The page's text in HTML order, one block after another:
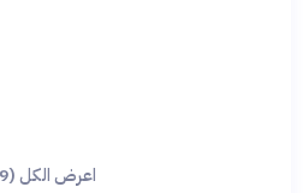
اعرض الكل (9) ←